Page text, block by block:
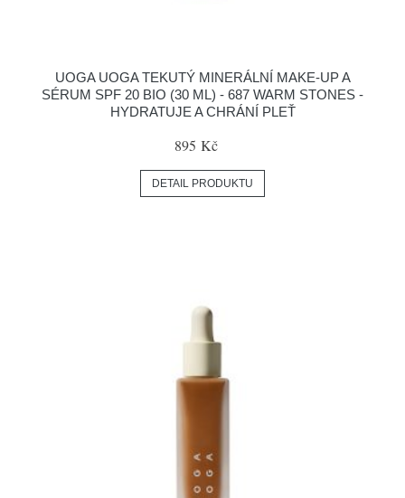
UOGA UOGA TEKUTÝ MINERÁLNÍ MAKE-UP A
SÉRUM SPF 20 BIO (30 ML) - 687 WARM STONES -
HYDRATUJE A CHRÁNÍ PLEŤ
895 Kč
DETAIL PRODUKTU